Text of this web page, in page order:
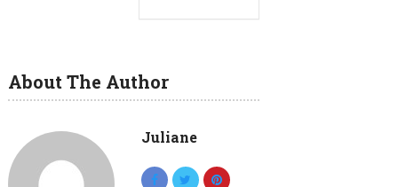
About The Author
Juliane